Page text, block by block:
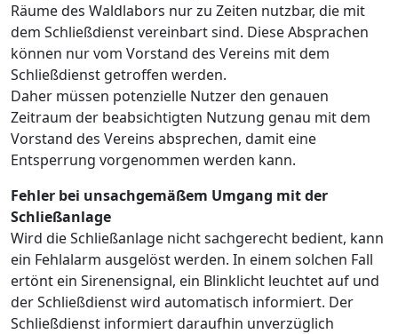
Räume des Waldlabors nur zu Zeiten nutzbar, die mit
dem Schließdienst vereinbart sind. Diese Absprachen
können nur vom Vorstand des Vereins mit dem
Schließdienst getroffen werden.
Daher müssen potenzielle Nutzer den genauen
Zeitraum der beabsichtigten Nutzung genau mit dem
Vorstand des Vereins absprechen, damit eine
Entsperrung vorgenommen werden kann.
Fehler bei unsachgemäßem Umgang mit der
Schließanlage
Wird die Schließanlage nicht sachgerecht bedient, kann
ein Fehlalarm ausgelöst werden. In einem solchen Fall
ertönt ein Sirenensignal, ein Blinklicht leuchtet auf und
der Schließdienst wird automatisch informiert. Der
Schließdienst informiert daraufhin unverzüglich